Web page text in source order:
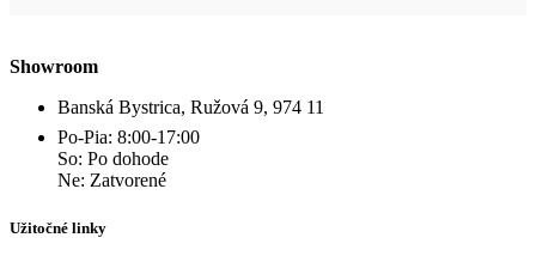
Showroom
Banská Bystrica, Ružová 9, 974 11
Po-Pia: 8:00-17:00
So: Po dohode
Ne: Zatvorené
Užitočné linky